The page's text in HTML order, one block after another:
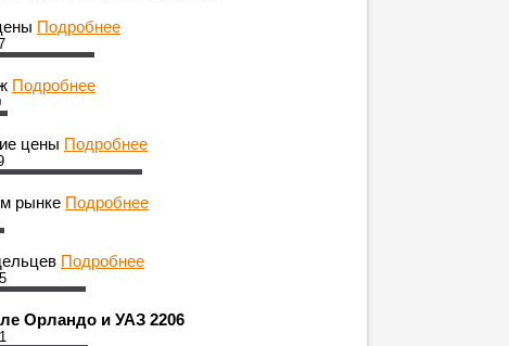
Подробнее
Подробнее
цены Подробнее
рынке Подробнее
Подробнее
Орландо и УАЗ 2206